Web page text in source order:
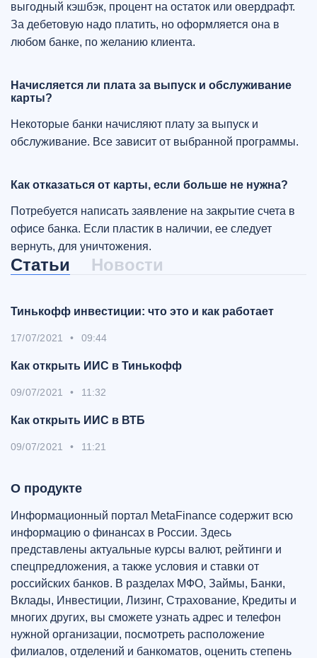
выгодный кэшбэк, процент на остаток или овердрафт.
За дебетовую надо платить, но оформляется она в
любом банке, по желанию клиента.
Начисляется ли плата за выпуск и обслуживание
карты?
Некоторые банки начисляют плату за выпуск и
обслуживание. Все зависит от выбранной программы.
Как отказаться от карты, если больше не нужна?
Потребуется написать заявление на закрытие счета в
офисе банка. Если пластик в наличии, ее следует
вернуть, для уничтожения.
Статьи Новости
Тинькофф инвестиции: что это и как работает
17/07/2021 • 09:44
Как открыть ИИС в Тинькофф
09/07/2021 • 11:32
Как открыть ИИС в ВТБ
09/07/2021 • 11:21
О продукте
Информационный портал MetaFinance содержит всю
информацию о финансах в России. Здесь
представлены актуальные курсы валют, рейтинги и
спецпредложения, а также условия и ставки от
российских банков. В разделах МФО, Займы, Банки,
Вклады, Инвестиции, Лизинг, Страхование, Кредиты и
многих других, вы сможете узнать адрес и телефон
нужной организации, посмотреть расположение
филиалов, отделений и банкоматов, оценить степень